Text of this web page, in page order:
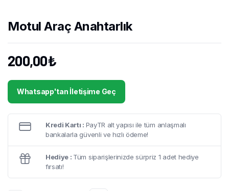
Motul Araç Anahtarlık
200,00₺
Whatsapp'tan İletişime Geç
Kredi Kartı : PayTR alt yapısı ile tüm anlaşmalı
bankalarla güvenli ve hızlı ödeme!
Hediye : Tüm siparişlerinizde sürpriz 1 adet hediye
fırsatı!